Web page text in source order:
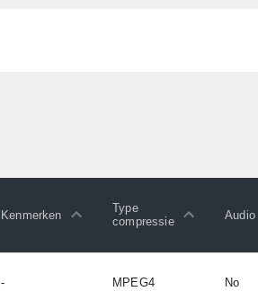
Kenmerken
Type
compressie
Audio
- MPEG4 No